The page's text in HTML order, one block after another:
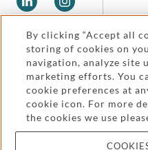
Legal and regulatory
Pricing
By clicking “Accept all
storing of cookies on
navigation, analyze site
marketing efforts. You
cookie preferences at
cookie icon. For more
the cookies we use